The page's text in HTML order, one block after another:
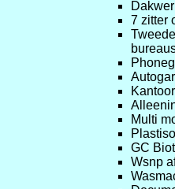
7 zitter
Multi
GC
Wsnp